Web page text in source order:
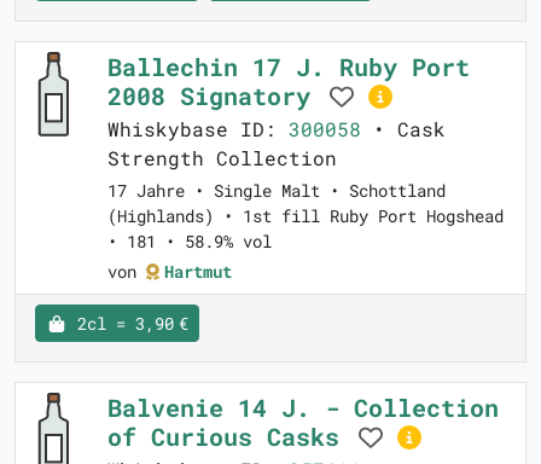
Ballechin 17 J. Ruby Port
2008 Signatory
Whiskybase ID: 300058 • Cask
Strength Collection
17 Jahre • Single Malt • Schottland
(Highlands) • 1st fill Ruby Port Hogshead
• 181 • 58.9% vol
von
Hartmut
2cl = 3,90 €
Balvenie 14 J. - Collection
of Curious Casks